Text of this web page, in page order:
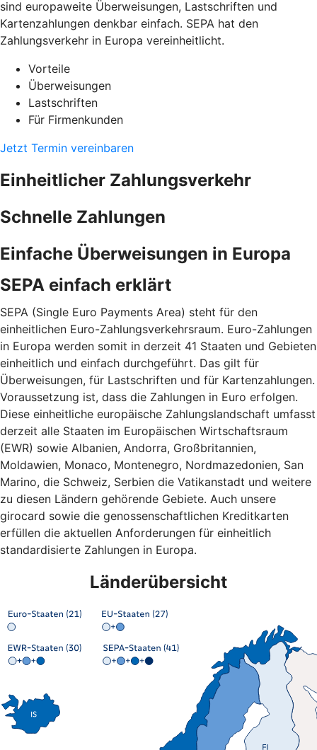
sind europaweite Überweisungen, Lastschriften und
Kartenzahlungen denkbar einfach. SEPA hat den
Zahlungsverkehr in Europa vereinheitlicht.
Vorteile
Überweisungen
Lastschriften
Für Firmenkunden
Jetzt Termin vereinbaren
Einheitlicher Zahlungsverkehr
Schnelle Zahlungen
Einfache Überweisungen in Europa
SEPA einfach erklärt
SEPA (Single Euro Payments Area) steht für den
einheitlichen Euro-Zahlungsverkehrsraum. Euro-Zahlungen
in Europa werden somit in derzeit 41 Staaten und Gebieten
einheitlich und einfach durchgeführt. Das gilt für
Überweisungen, für Lastschriften und für Kartenzahlungen.
Voraussetzung ist, dass die Zahlungen in Euro erfolgen.
Diese einheitliche europäische Zahlungslandschaft umfasst
derzeit alle Staaten im Europäischen Wirtschaftsraum
(EWR) sowie Albanien, Andorra, Großbritannien,
Moldawien, Monaco, Montenegro, Nordmazedonien, San
Marino, die Schweiz, Serbien die Vatikanstadt und weitere
zu diesen Ländern gehörende Gebiete. Auch unsere
girocard sowie die genossenschaftlichen Kreditkarten
erfüllen die aktuellen Anforderungen für einheitlich
standardisierte Zahlungen in Europa.
Länderübersicht